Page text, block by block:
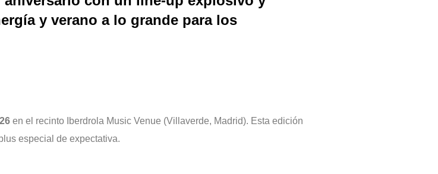
y verano a lo grande para los
en el recinto Iberdrola Music Venue (Villaverde, Madrid). Esta edición
especial de expectativa.